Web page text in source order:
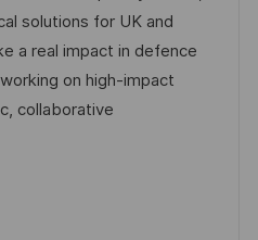
l
e
o
solutions for UK and
a real impact in defence
on high-impact
collaborative